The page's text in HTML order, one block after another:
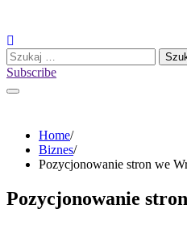
content
Szukaj:
Subscribe
Home
Biznes
Pozycjonowanie stron we
Pozycjonowanie